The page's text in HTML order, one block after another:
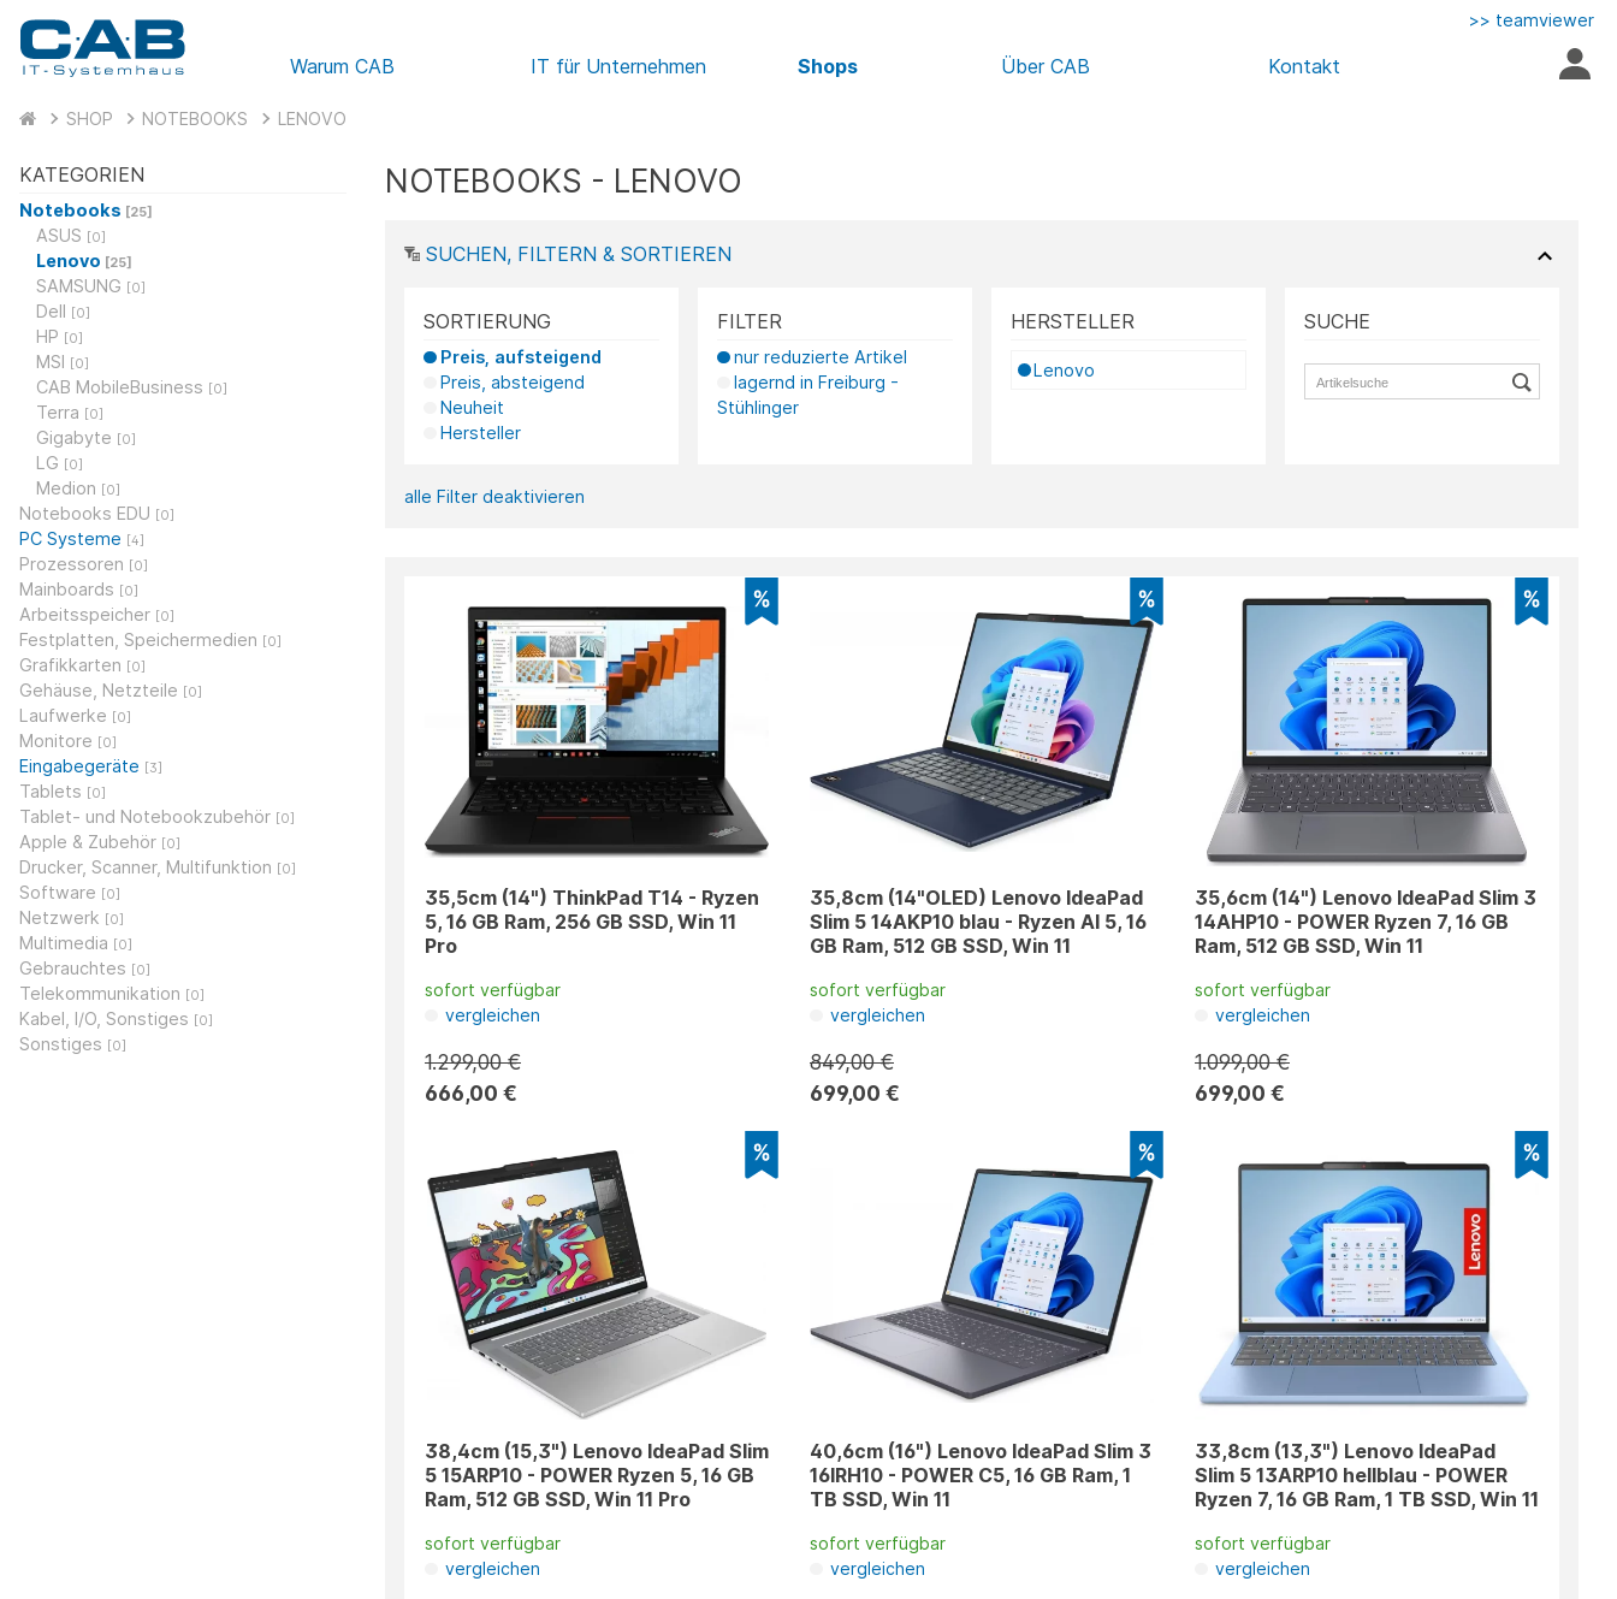
Warum CAB IT für Unternehmen Shops Über CAB Kontakt
>> teamviewer
SHOP NOTEBOOKS LENOVO
KATEGORIEN
Notebooks [25]
ASUS [0]
Lenovo [25]
SAMSUNG [0]
Dell [0]
HP [0]
MSI [0]
CAB MobileBusiness [0]
Terra [0]
Gigabyte [0]
LG [0]
Medion [0]
Notebooks EDU [0]
PC Systeme [4]
Prozessoren [0]
Mainboards [0]
Arbeitsspeicher [0]
Festplatten, Speichermedien [0]
Grafikkarten [0]
Gehäuse, Netzteile [0]
Laufwerke [0]
Monitore [0]
Eingabegeräte [3]
Tablets [0]
Tablet- und Notebookzubehör [0]
Apple & Zubehör [0]
Drucker, Scanner, Multifunktion [0]
Software [0]
Netzwerk [0]
Multimedia [0]
Gebrauchtes [0]
Telekommunikation [0]
Kabel, I/O, Sonstiges [0]
Sonstiges [0]
NOTEBOOKS - LENOVO
SUCHEN, FILTERN & SORTIEREN
SORTIERUNG
Preis, aufsteigend
Preis, absteigend
Neuheit
Hersteller
FILTER
nur reduzierte Artikel
lagernd in Freiburg -
Stühlinger
HERSTELLER
Lenovo
SUCHE
alle Filter deaktivieren
35,5cm (14") ThinkPad T14 - Ryzen
5, 16 GB Ram, 256 GB SSD, Win 11
Pro
sofort verfügbar
vergleichen
1.299,00 €
666,00 €
35,8cm (14"OLED) Lenovo IdeaPad
Slim 5 14AKP10 blau - Ryzen AI 5, 16
GB Ram, 512 GB SSD, Win 11
sofort verfügbar
vergleichen
849,00 €
699,00 €
35,6cm (14") Lenovo IdeaPad Slim 3
14AHP10 - POWER Ryzen 7, 16 GB
Ram, 512 GB SSD, Win 11
sofort verfügbar
vergleichen
1.099,00 €
699,00 €
38,4cm (15,3") Lenovo IdeaPad Slim
5 15ARP10 - POWER Ryzen 5, 16 GB
Ram, 512 GB SSD, Win 11 Pro
sofort verfügbar
vergleichen
40,6cm (16") Lenovo IdeaPad Slim 3
16IRH10 - POWER C5, 16 GB Ram, 1
TB SSD, Win 11
sofort verfügbar
vergleichen
33,8cm (13,3") Lenovo IdeaPad
Slim 5 13ARP10 hellblau - POWER
Ryzen 7, 16 GB Ram, 1 TB SSD, Win 11
sofort verfügbar
vergleichen